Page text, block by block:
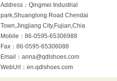
Address：Qingmei Industrial
park,Shuanglong Road Chendai
Town,Jingjiang City,Fujian,Chia
Mobile：86-0595-65306988
Fax：86-0595-65306088
Email：anna@qdlshoes.com
WebUrl：en.qdlshoes.com